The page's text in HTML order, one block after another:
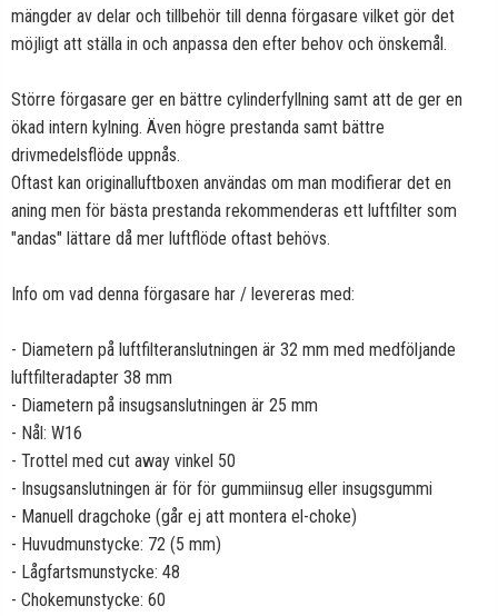
mängder av delar och tillbehör till denna förgasare vilket gör det
möjligt att ställa in och anpassa den efter behov och önskemål.
Större förgasare ger en bättre cylinderfyllning samt att de ger en
ökad intern kylning. Även högre prestanda samt bättre
drivmedelsflöde uppnås.
Oftast kan originalluftboxen användas om man modifierar det en
aning men för bästa prestanda rekommenderas ett luftfilter som
"andas" lättare då mer luftflöde oftast behövs.
Info om vad denna förgasare har / levereras med:
- Diametern på luftfilteranslutningen är 32 mm med medföljande
luftfilteradapter 38 mm
- Diametern på insugsanslutningen är 25 mm
- Nål: W16
- Trottel med cut away vinkel 50
- Insugsanslutningen är för för gummiinsug eller insugsgummi
- Manuell dragchoke (går ej att montera el-choke)
- Huvudmunstycke: 72 (5 mm)
- Lågfartsmunstycke: 48
- Chokemunstycke: 60